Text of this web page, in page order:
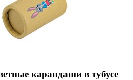
карандаши в тубусе